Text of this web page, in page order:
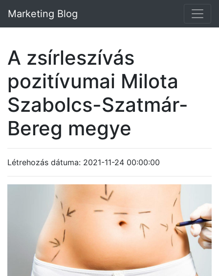
Marketing Blog
A zsírleszívás
pozitívumai Milota
Szabolcs-Szatmár-
Bereg megye
Létrehozás dátuma: 2021-11-24 00:00:00